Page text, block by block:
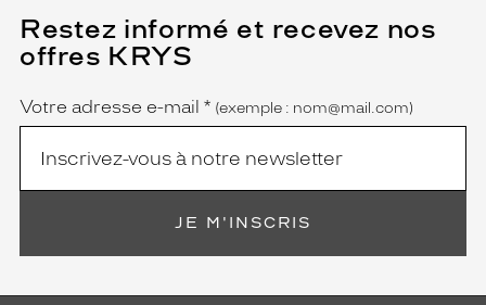
Restez informé et recevez nos
offres KRYS
Name
Votre adresse e-mail *
(Ce
champ
est
obligatoire)
(exemple : nom@mail.com)
JE M'INSCRIS